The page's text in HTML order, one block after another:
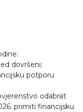
dovršeni;
potporu
odabrat
primiti financijsku